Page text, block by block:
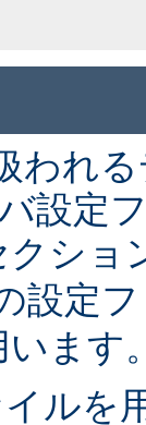
われ
設定
クショ
設定
います
ルを